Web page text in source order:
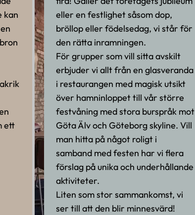
kan
ett
eller en festlighet såsom dop,
bröllop eller födelsedag, vi står för
den rätta inramningen.
För grupper som vill sitta avskilt
erbjuder vi allt från en glasveranda
i restaurangen med magisk utsikt
över hamninloppet till vår större
festvåning med stora burspråk mot
Göta Älv och Göteborg skyline. Vill
man hitta på något roligt i
samband med festen har vi flera
förslag på unika och underhållande
aktiviteter.
Liten som stor sammankomst, vi
ser till att den blir minnesvärd!